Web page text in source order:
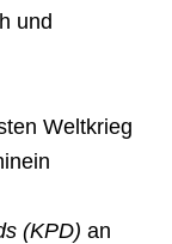
und
Weltkrieg
(KPD) an